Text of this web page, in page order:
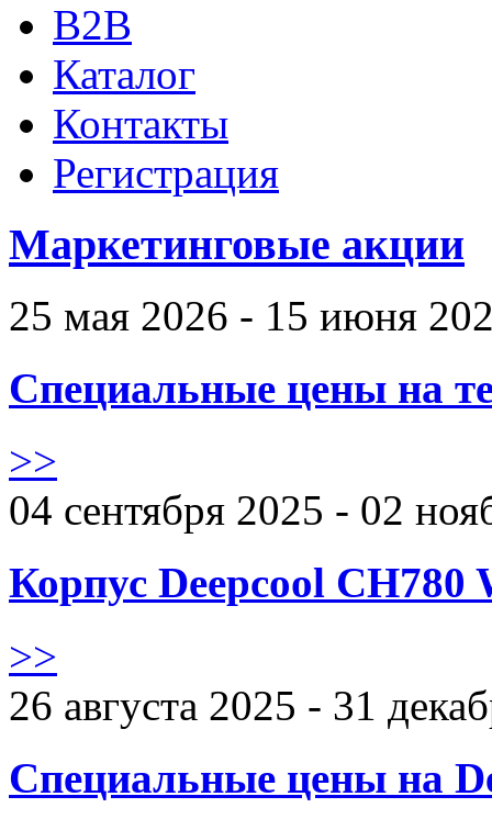
B2B
Каталог
Контакты
Регистрация
Маркетинговые акции
25 мая 2026 - 15 июня
Специальные цены на
>>
04 сентября 2025 - 02
Корпус Deepcool CH780
>>
26 августа 2025 - 31
Специальные цены на